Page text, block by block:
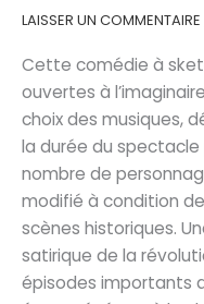
LAISSER UN COMMENTAIRE
Cette comédie à
ouvertes à
choix des musiques,
la durée du
nombre de
modifié à condition
scènes historiques.
satirique de la
épisodes importants